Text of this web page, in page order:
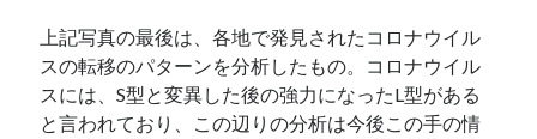
上記写真の最後は、各地で発見されたコロナウイル
スの転移のパターンを分析したもの。コロナウイル
スには、S型と変異した後の強力になったL型がある
と言われており、この辺りの分析は今後この手の情